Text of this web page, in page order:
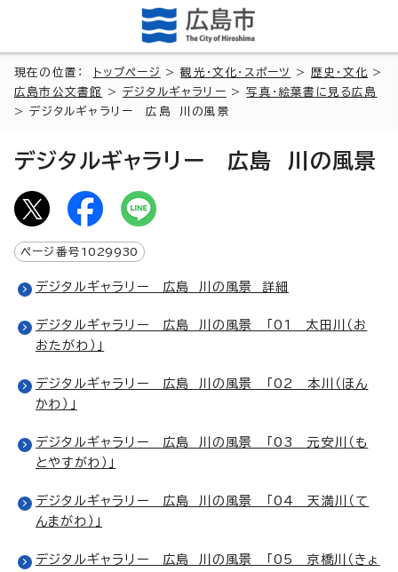
現在の位置： トップページ >観光・文化・スポーツ > 歴史・文化 >
広島市公文書館
>デジタルギャラリー >写真・絵葉書に見る広島
> デジタルギャラリー 広島 川の風景
デジタルギャラリー 広島 川の風景
ページ番号 1029930
デジタルギャラリー 広島 川の風景 詳細
デジタルギャラリー 広島 川の風景 「01 太田川（お
おたがわ）」
デジタルギャラリー 広島 川の風景 「02 本川（ほん
かわ）」
デジタルギャラリー 広島 川の風景 「03 元安川（も
とやすがわ）」
デジタルギャラリー 広島 川の風景 「04 天満川（て
んまがわ）」
デジタルギャラリー 広島 川の風景 「05 京橋川（きょ